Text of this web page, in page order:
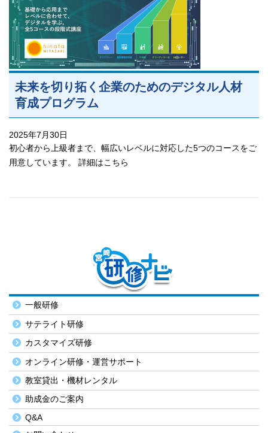
未来を切り拓く企業のためのデジタル人材
育成プログラム
2025年7月30日
初心者から上級者まで、幅広いレベルに対応した5つのコースをご
用意しています。 詳細はこちら
一般研修
サテライト研修
カスタマイズ研修
オンライン研修・運営サポート
教室貸出・機材レンタル
助成金のご案内
Q&A